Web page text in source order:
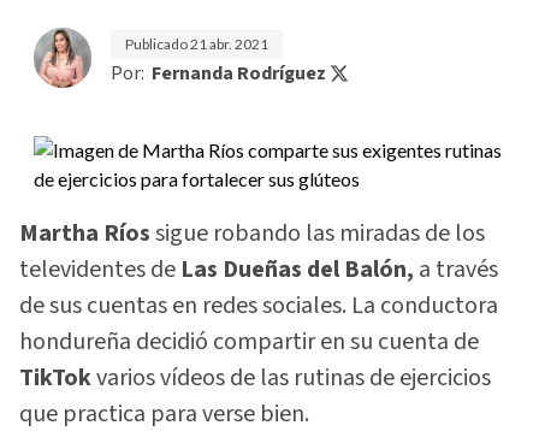
Publicado21 abr. 2021
Por: Fernanda Rodríguez
Martha Ríossigue robando las miradas de los
televidentes de Las Dueñas del Balón, a través
de sus cuentas en redes sociales. La conductora
hondureña decidió compartir en su cuenta de
TikTokvarios vídeos de las rutinas de ejercicios
que practica para verse bien.